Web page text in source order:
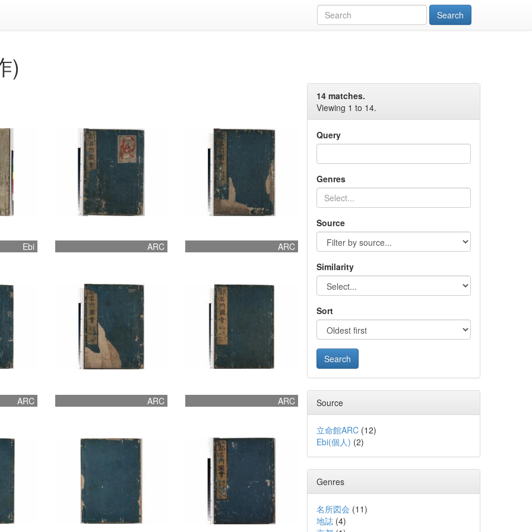
)
14 matches.
Viewing 1 to 14.
Query
Genres
Source
Similarity
Sort
Source
立命館ARC(12)
Ebi(個人) (2)
Genres
名所図会 (11)
地誌(4)
Ebi ARC ARC
ARC ARC ARC